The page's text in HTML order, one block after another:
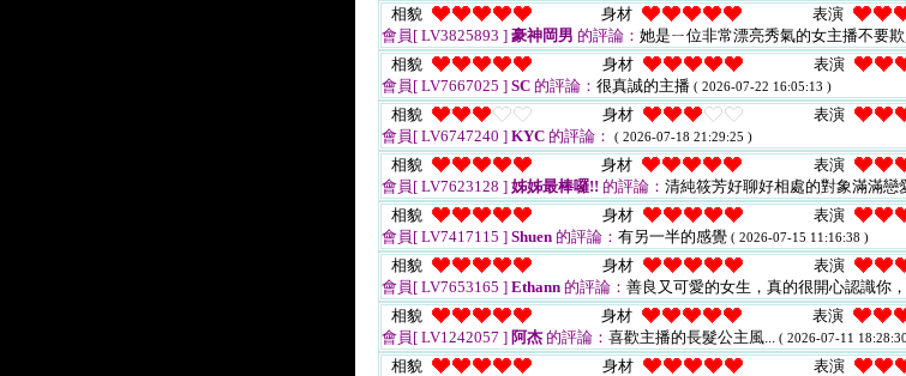
相貌 身材 表演
會員[ LV3825893 ] 豪神岡男 的評論： 她是ㄧ位非常漂亮秀氣的女主播不要
相貌 身材 表演
會員[ LV7667025 ] SC 的評論： 很真誠的主播 ( 2026-07-22 16:05:13 )
相貌 身材 表演
會員[ LV6747240 ] KYC 的評論： ( 2026-07-18 21:29:25 )
相貌 身材 表演
會員[ LV7623128 ] 姊姊最棒囉!! 的評論： 清純筱芳好聊好相處的對象滿滿戀
相貌 身材 表演
會員[ LV7417115 ] Shuen 的評論： 有另一半的感覺 ( 2026-07-15 11:16:38 )
相貌 身材 表演
會員[ LV7653165 ] Ethann 的評論： 善良又可愛的女生，真的很開心認識你
相貌 身材 表演
會員[ LV1242057 ] 阿杰 的評論： 喜歡主播的長髮公主風... ( 2026-07-11
相貌 身材 表演